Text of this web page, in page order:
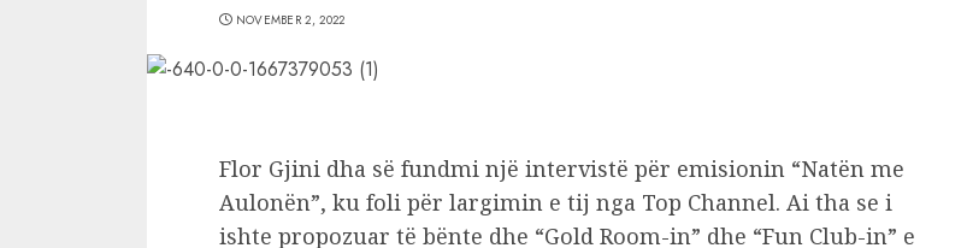
NOVEMBER 2, 2022
Flor Gjini dha së fundmi një intervistë për emisionin “Natën me
Aulonën”, ku foli për largimin e tij nga Top Channel. Ai tha se i
ishte propozuar të bënte dhe “Gold Room-in” dhe “Fun Club-in” e